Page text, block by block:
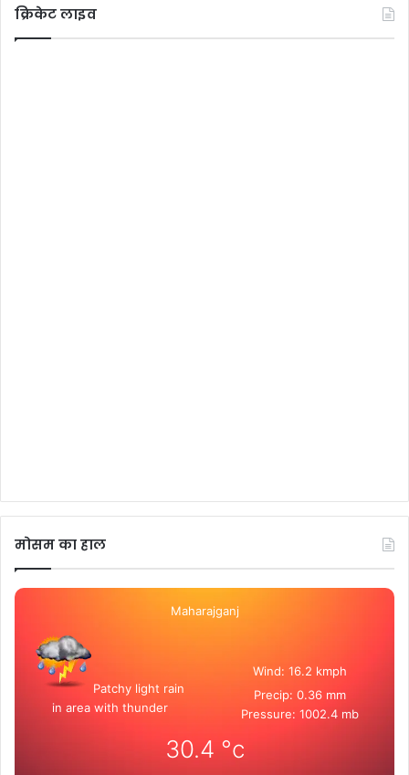
क्रिकेट लाइव
मोसम का हाल
Maharajganj
Patchy light rain
in area with thunder
Wind: 16.2 kmph
Precip: 0.36 mm
Pressure: 1002.4 mb
30.4 °c